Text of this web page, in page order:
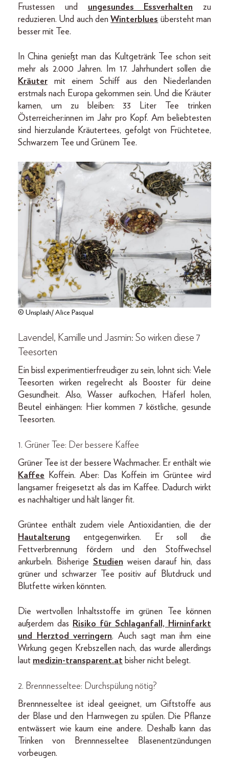
Frustessen und ungesundes Essverhalten zu
reduzieren. Und auch denWinterblues übersteht man
besser mit Tee.
In China genießt man das Kultgetränk Tee schon seit
mehr als 2.000 Jahren. Im 17. Jahrhundert sollen die
Kräuter mit einem Schiff aus den Niederlanden
erstmals nach Europa gekommen sein. Und die Kräuter
kamen, um zu bleiben: 33 Liter Tee trinken
Österreicher:innen im Jahr pro Kopf. Am beliebtesten
sind hierzulande Kräutertees, gefolgt von Früchtetee,
Schwarzem Tee und Grünem Tee.
© Unsplash/ Alice Pasqual
Lavendel, Kamille und Jasmin: So wirken diese 7
Teesorten
Ein bissl experimentierfreudiger zu sein, lohnt sich: Viele
Teesorten wirken regelrecht als Booster für deine
Gesundheit. Also, Wasser aufkochen, Häferl holen,
Beutel einhängen: Hier kommen 7 köstliche, gesunde
Teesorten.
1. Grüner Tee: Der bessere Kaffee
Grüner Tee ist der bessere Wachmacher. Er enthält wie
Kaffee Koffein. Aber: Das Koffein im Grüntee wird
langsamer freigesetzt als das im Kaffee. Dadurch wirkt
es nachhaltiger und hält länger fit.
Grüntee enthält zudem viele Antioxidantien, die der
Hautalterung entgegenwirken. Er soll die
Fettverbrennung fördern und den Stoffwechsel
ankurbeln. Bisherige Studien weisen darauf hin, dass
grüner und schwarzer Tee positiv auf Blutdruck und
Blutfette wirken könnten.
Die wertvollen Inhaltsstoffe im grünen Tee können
außerdem das
Risiko für Schlaganfall, Hirninfarkt
und Herztod verringern. Auch sagt man ihm eine
Wirkung gegen Krebszellen nach, das wurde allerdings
laut medizin-transparent.at bisher nicht belegt.
2. Brennnesseltee: Durchspülung nötig?
Brennnesseltee ist ideal geeignet, um Giftstoffe aus
der Blase und den Harnwegen zu spülen. Die Pflanze
entwässert wie kaum eine andere. Deshalb kann das
Trinken von Brennnesseltee Blasenentzündungen
vorbeugen.